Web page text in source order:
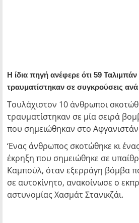
Η ίδια πηγή ανέφερε ότι 59
τραυματίστηκαν σε συγκρούσεις
Τουλάχιστον 10 άνθρωποι
τραυματίστηκαν σε μία σειρά
που σημειώθηκαν στο
‘Ενας άνθρωπος σκοτώθηκε κι
έκρηξη που σημειώθηκε σε
Καμπούλ, όταν εξερράγη βόμβα
σε αυτοκίνητο, ανακοίνωσε ο
αστυνομίας Χασμάτ Στανικζάι.